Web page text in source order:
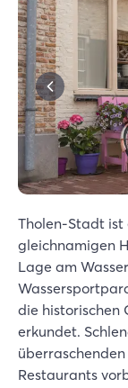
Tholen-Stadt
gleichnamigen
Lage am
die historischen
erkundet.
Restaurants